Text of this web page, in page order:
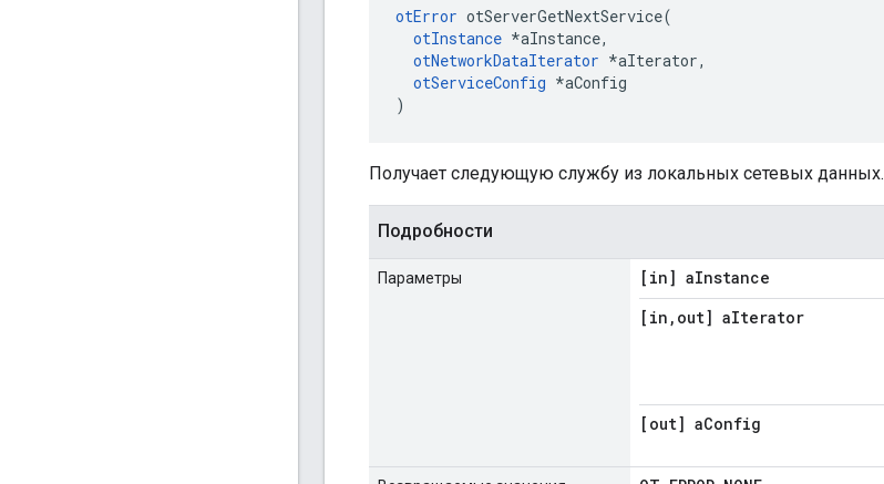
otError otServerGetNextService(
otInstance *aInstance,
otNetworkDataIterator *aIterator,
otServiceConfig *aConfig
)
Получает следующую службу из локальных сетевых данных.
Подробности
Параметры [in] aInstance
[in , out] aIterator
[out] aConfig